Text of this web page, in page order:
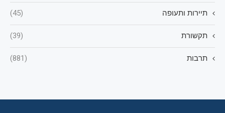
תיירות ותעופה (45)
תקשורת (39)
תרבות (881)